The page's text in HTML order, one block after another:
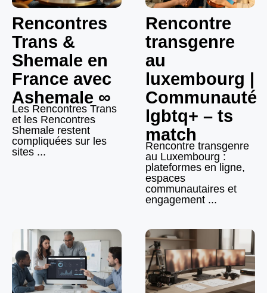
Rencontres
Trans &
Shemale en
France avec
Ashemale ∞
Les Rencontres Trans
et les Rencontres
Shemale restent
compliquées sur les
sites ...
Rencontre
transgenre
au
luxembourg |
Communauté
lgbtq+ – ts
match
Rencontre transgenre
au Luxembourg :
plateformes en ligne,
espaces
communautaires et
engagement ...